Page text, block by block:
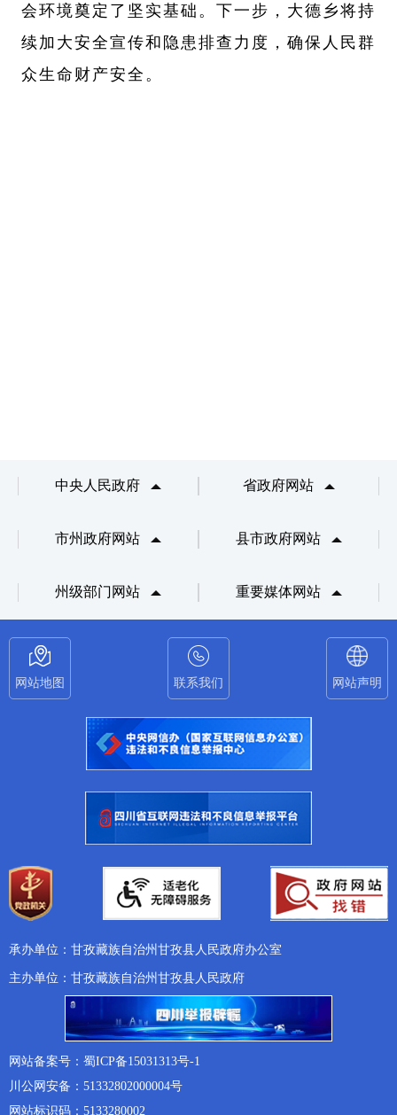
会环境奠定了坚实基础。下一步，大德乡将持
续加大安全宣传和隐患排查力度，确保人民群
众生命财产安全。
中央人民政府 省政府网站
市州政府网站 县市政府网站
州级部门网站 重要媒体网站
网站地图 联系我们 网站声明
承办单位：甘孜藏族自治州甘孜县人民政府办公室
主办单位：甘孜藏族自治州甘孜县人民政府
网站备案号：蜀ICP备15031313号-1
川公网安备：51332802000004号
网站标识码：5133280002